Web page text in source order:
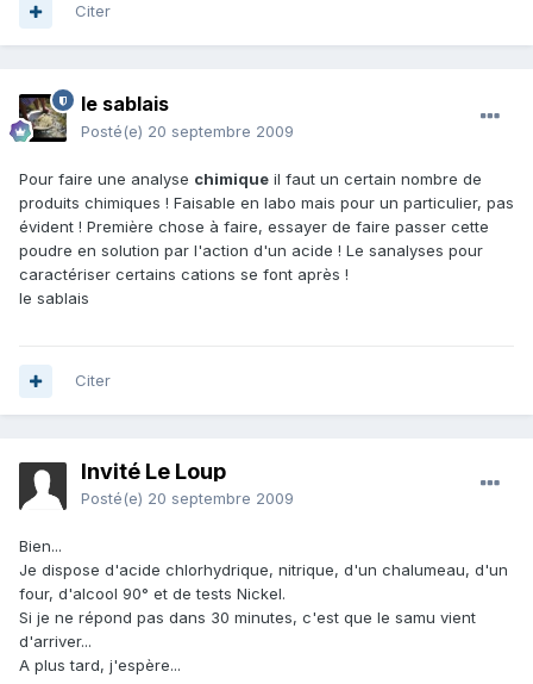
Citer
le sablais
Posté(e) 20 septembre 2009
Pour faire une analyse chimique il faut un certain nombre de
produits chimiques ! Faisable en labo mais pour un particulier, pas
évident ! Première chose à faire, essayer de faire passer cette
poudre en solution par l'action d'un acide ! Le sanalyses pour
caractériser certains cations se font après !
le sablais
Citer
Invité Le Loup
Posté(e) 20 septembre 2009
Bien...
Je dispose d'acide chlorhydrique, nitrique, d'un chalumeau, d'un
four, d'alcool 90° et de tests Nickel.
Si je ne répond pas dans 30 minutes, c'est que le samu vient
d'arriver...
A plus tard, j'espère...